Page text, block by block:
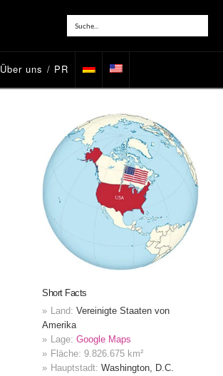
Über uns / PR
Short Facts
Land:Vereinigte Staaten von
Amerika
Lage:Google Maps
Fläche: 9.826.675 km²
Hauptstadt:Washington, D.C.